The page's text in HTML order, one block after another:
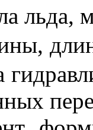
льда,